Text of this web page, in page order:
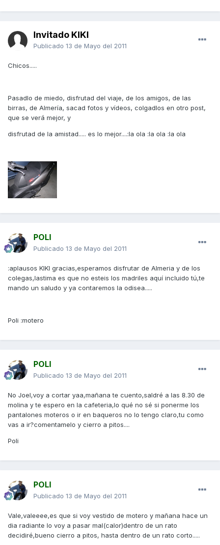
Invitado KIKI
Publicado 13 de Mayo del 2011
Chicos.....
Pasadlo de miedo, disfrutad del viaje, de los amigos, de las
birras, de Almería, sacad fotos y vídeos, colgadlos en otro post,
que se verá mejor, y
disfrutad de la amistad..... es lo mejor....:la ola :la ola :la ola
POLI
Publicado 13 de Mayo del 2011
:aplausos KIKI gracias,esperamos disfrutar de Almeria y de los
colegas,lastima es que no esteis los madriles aquí incluido tú,te
mando un saludo y ya contaremos la odisea.....
Poli :motero
POLI
Publicado 13 de Mayo del 2011
No Joel,voy a cortar yaa,mañana te cuento,saldré a las 8.30 de
molina y te espero en la cafeteria,lo qué no sé si ponerme los
pantalones moteros o ir en baqueros no lo tengo claro,tu como
vas a ir?comentamelo y cierro a pitos....
Poli
POLI
Publicado 13 de Mayo del 2011
Vale,valeeee,es que si voy vestido de motero y mañana hace un
dia radiante lo voy a pasar mal(calor)dentro de un rato
decidiré,bueno cierro a pitos, hasta dentro de un rato corto.....